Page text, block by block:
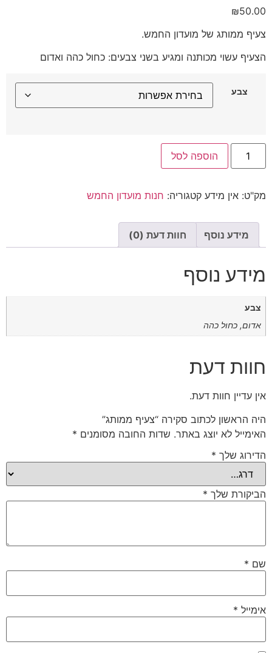
₪50.00
צעיף ממותג של מועדון החמש.
הצעיף עשוי מכותנה ומגיע בשני צבעים: כחול כהה ואדום
צבע
הוספה לסל
מק"ט: אין מידע קטגוריה: חנות מועדון החמש
מידע נוסף חוות דעת (0)
מידע נוסף
צבע
אדום, כחול כהה
חוות דעת
אין עדיין חוות דעת.
היה הראשון לכתוב סקירה “צעיף ממותג”
האימייל לא יוצג באתר. שדות החובה מסומנים *
הדירוג שלך *
הביקורת שלך *
שם *
אימייל *